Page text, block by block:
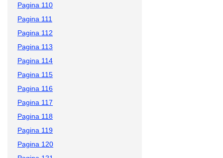
Pagina 110
Pagina 111
Pagina 112
Pagina 113
Pagina 114
Pagina 115
Pagina 116
Pagina 117
Pagina 118
Pagina 119
Pagina 120